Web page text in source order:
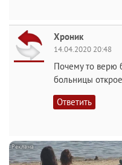
Хроник
14.04.2020 20:48
Почему то верю
больницы
Ответить